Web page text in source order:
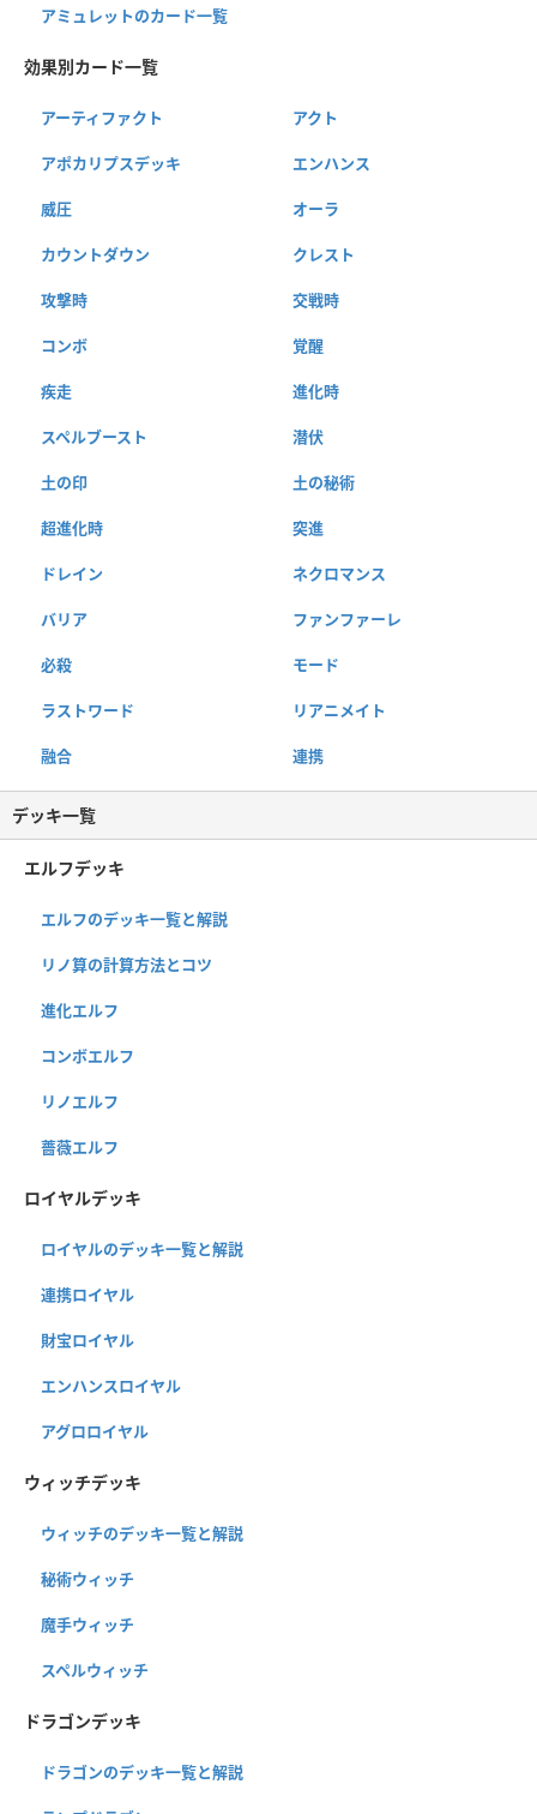
アミュレットのカード一覧
効果別カード一覧
アーティファクト アクト
アポカリプスデッキ エンハンス
威圧 オーラ
カウントダウン クレスト
攻撃時 交戦時
コンボ 覚醒
疾走 進化時
スペルブースト 潜伏
土の印 土の秘術
超進化時 突進
ドレイン ネクロマンス
バリア ファンファーレ
必殺 モード
ラストワード リアニメイト
融合 連携
デッキ一覧
エルフデッキ
エルフのデッキ一覧と解説
リノ算の計算方法とコツ
進化エルフ
コンボエルフ
リノエルフ
薔薇エルフ
ロイヤルデッキ
ロイヤルのデッキ一覧と解説
連携ロイヤル
財宝ロイヤル
エンハンスロイヤル
アグロロイヤル
ウィッチデッキ
ウィッチのデッキ一覧と解説
秘術ウィッチ
魔手ウィッチ
スペルウィッチ
ドラゴンデッキ
ドラゴンのデッキ一覧と解説